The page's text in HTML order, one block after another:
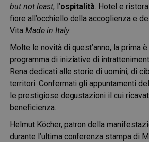
but not least, l’ospitalità. Hotel e
fiore all’occhiello della accoglienza e
Vita Made in Italy.
Molte le novità di quest’anno, la prima è
programma di iniziative di
Rena dedicati alle storie di uomini, di
territori. Confermati gli appuntamenti
le prestigiose degustazioni il cui
beneficienza.
Helmut Köcher, patron della
durante l’ultima conferenza stampa di